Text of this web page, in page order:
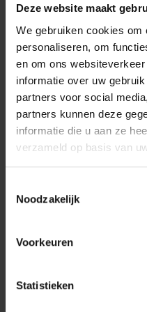
Deze website maakt
We gebruiken cookies
personaliseren, om
en om ons
informatie over uw
partners voor social
partners kunnen deze
informatie die u aan ze
verzameld op basis van
Noodzakelijk
Voorkeuren
Statistieken
ELEONORA
Eleonora
150x77 cm -
Tower Living
Eetkamertafel
cm
Heb je een vraag over
224 850 926